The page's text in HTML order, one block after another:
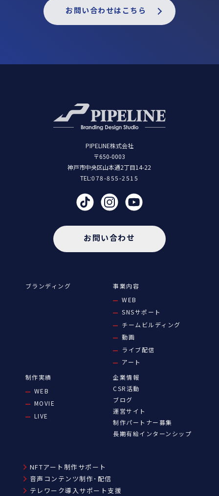
お問い合わせはこちら
PIPELINE株式会社
〒650-0003
神戸市中央区山本通2丁目14-22
TEL:078-855-2515
お問い合わせ
ブランディング
事業内容
WEB
SNSサポート
チームビルディング
動画
ライブ配信
アート
制作実績
WEB
MOVIE
LIVE
企業情報
CSR活動
ブログ
運営サイト
制作パートナー募集
長期有給インターンシップ
NFTアート制作サポート
音声コンテンツ制作･配信
テレワーク導入サポート支援